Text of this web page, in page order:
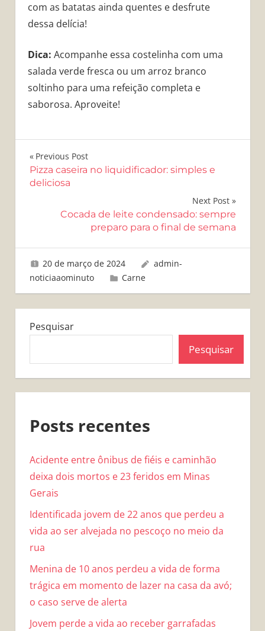
com as batatas ainda quentes e desfrute
dessa delícia!
Dica: Acompanhe essa costelinha com uma
salada verde fresca ou um arroz branco
soltinho para uma refeição completa e
saborosa. Aproveite!
Navegação
de
Post
Previous Post
Pizza caseira no liquidificador: simples e
deliciosa
Next Post
Cocada de leite condensado: sempre
preparo para o final de semana
20 de março de 2024
admin-
noticiaaominuto
Carne
Pesquisar
Pesquisar
Posts recentes
Acidente entre ônibus de fiéis e caminhão
deixa dois mortos e 23 feridos em Minas
Gerais
Identificada jovem de 22 anos que perdeu a
vida ao ser alvejada no pescoço no meio da
rua
Menina de 10 anos perdeu a vida de forma
trágica em momento de lazer na casa da avó;
o caso serve de alerta
Jovem perde a vida ao receber garrafadas